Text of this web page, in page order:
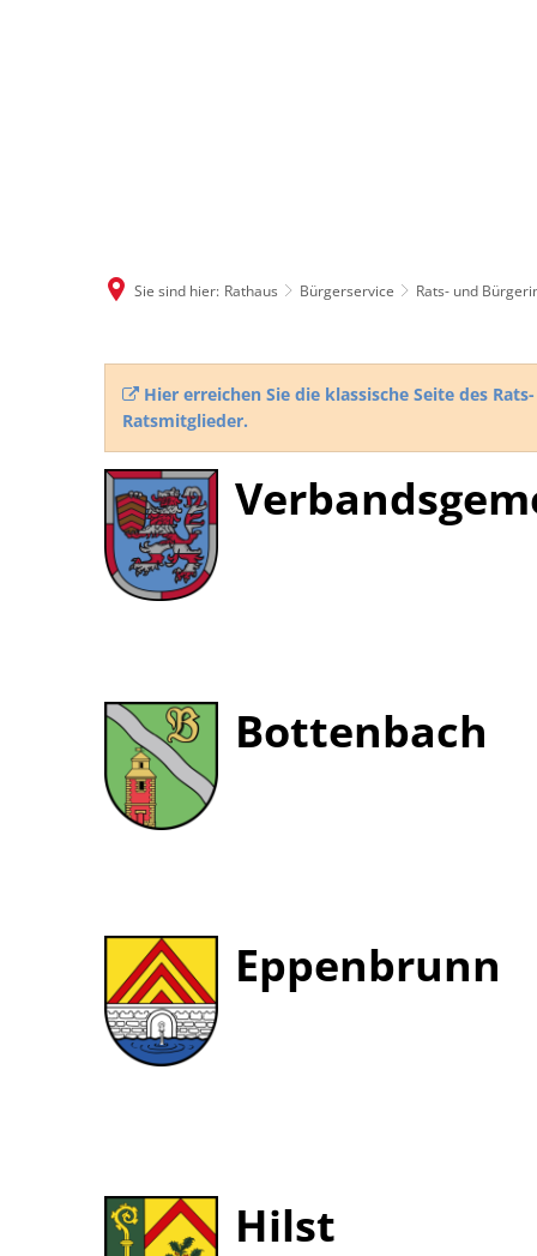
Sie sind hier: Rathaus Bürgerservice Rats- und
Bürgerinfosystem
Hier erreichen Sie die klassische Seite des
Ratsmitglieder.
Bottenbach
Eppenbrunn
Hilst